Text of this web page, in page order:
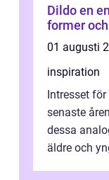
Dildo en enkel guide till material,
former
01 augusti
inspiration
Intresset
senaste
dessa
äldre och